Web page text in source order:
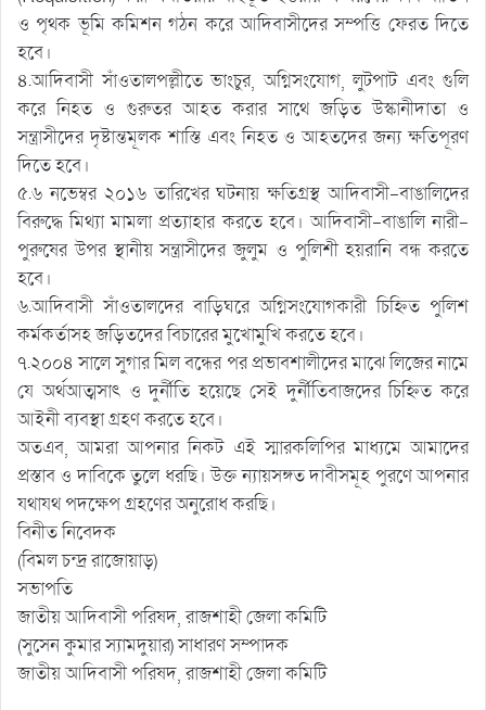
ও পৃথক ভূমি কমিশন গঠন করে আদিবাসীদের সম্পত্তি ফেরত দিতে
হবে।
৪.আদিবাসী সাঁওতালপল্লীতে ভাংচুর, অগ্নিসংযোগ, লুটপাট এবং গুলি
করে নিহত ও গুরুতর আহত করার সাথে জড়িত উস্কানীদাতা ও
সন্ত্রাসীদের দৃষ্টান্তমূলক শাস্তি এবং নিহত ও আহতদের জন্য ক্ষতিপূরণ
দিতে হবে।
৫.৬ নভেম্বর ২০১৬ তারিখের ঘটনায় ক্ষতিগ্রস্থ আদিবাসী-বাঙালিদের
বিরুদ্ধে মিথ্যা মামলা প্রত্যাহার করতে হবে। আদিবাসী-বাঙালি নারী-
পুরুষের উপর স্থানীয় সন্ত্রাসীদের জুলুম ও পুলিশী হয়রানি বন্ধ করতে
হবে।
৬.আদিবাসী সাঁওতালদের বাড়িঘরে অগ্নিসংযোগকারী চিহ্নিত পুলিশ
কর্মকর্তাসহ জড়িতদের বিচারের মুখোমুখি করতে হবে।
৭.২০০৪ সালে সুগার মিল বন্ধের পর প্রভাবশালীদের মাঝে লিজের নামে
যে অর্থআত্মসাৎ ও দুর্নীতি হয়েছে সেই দুর্নীতিবাজদের চিহ্নিত করে
আইনী ব্যবস্থা গ্রহণ করতে হবে।
অতএব, আমরা আপনার নিকট এই স্মারকলিপির মাধ্যমে আমাদের
প্রস্তাব ও দাবিকে তুলে ধরছি। উক্ত ন্যায়সঙ্গত দাবীসমূহ পুরণে আপনার
যথাযথ পদক্ষেপ গ্রহণের অনুরোধ করছি।
বিনীত নিবেদক
(বিমল চন্দ্র রাজোয়াড়)
সভাপতি
জাতীয় আদিবাসী পরিষদ, রাজশাহী জেলা কমিটি
(সুসেন কুমার স্যামদুয়ার) সাধারণ সম্পাদক
জাতীয় আদিবাসী পরিষদ, রাজশাহী জেলা কমিটি